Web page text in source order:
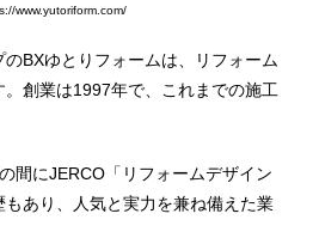
www.yutoriform.com/
BXゆとりフォームは、リフォーム
創業は1997年で、これまでの施工
間にJERCO「リフォームデザイン
もあり、人気と実力を兼ね備えた業